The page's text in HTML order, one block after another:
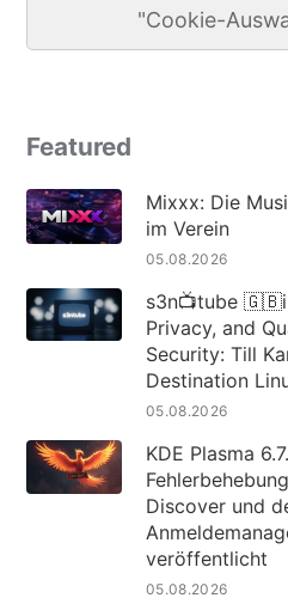
"Cookie-
Featured
Mixxx: Die
im Verein
05.08.2026
s3n📺tube
Privacy, and
Security: Till
Destination
05.08.2026
KDE Plasma
Discover und
veröffentlicht
05.08.2026